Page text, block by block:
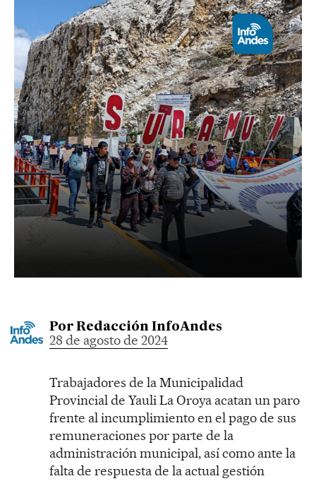
Por Redacción InfoAndes
28 de agosto de 2024
Trabajadores de la Municipalidad
Provincial de Yauli La Oroya acatan un paro
frente al incumplimiento en el pago de sus
remuneraciones por parte de la
administración municipal, así como ante la
falta de respuesta de la actual gestión